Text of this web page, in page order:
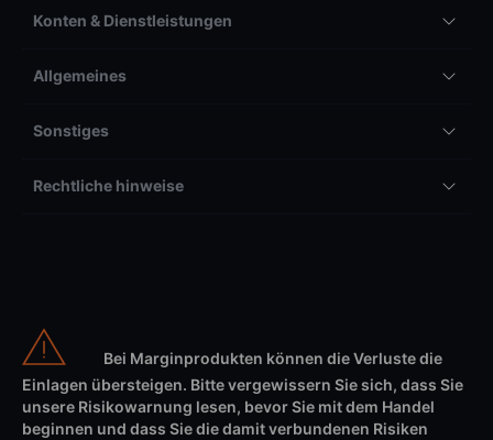
Konten & Dienstleistungen
Allgemeines
Sonstiges
Rechtliche hinweise
Bei Marginprodukten können die Verluste die
Einlagen übersteigen. Bitte vergewissern Sie sich, dass Sie
unsere Risikowarnung lesen, bevor Sie mit dem Handel
beginnen und dass Sie die damit verbundenen Risiken